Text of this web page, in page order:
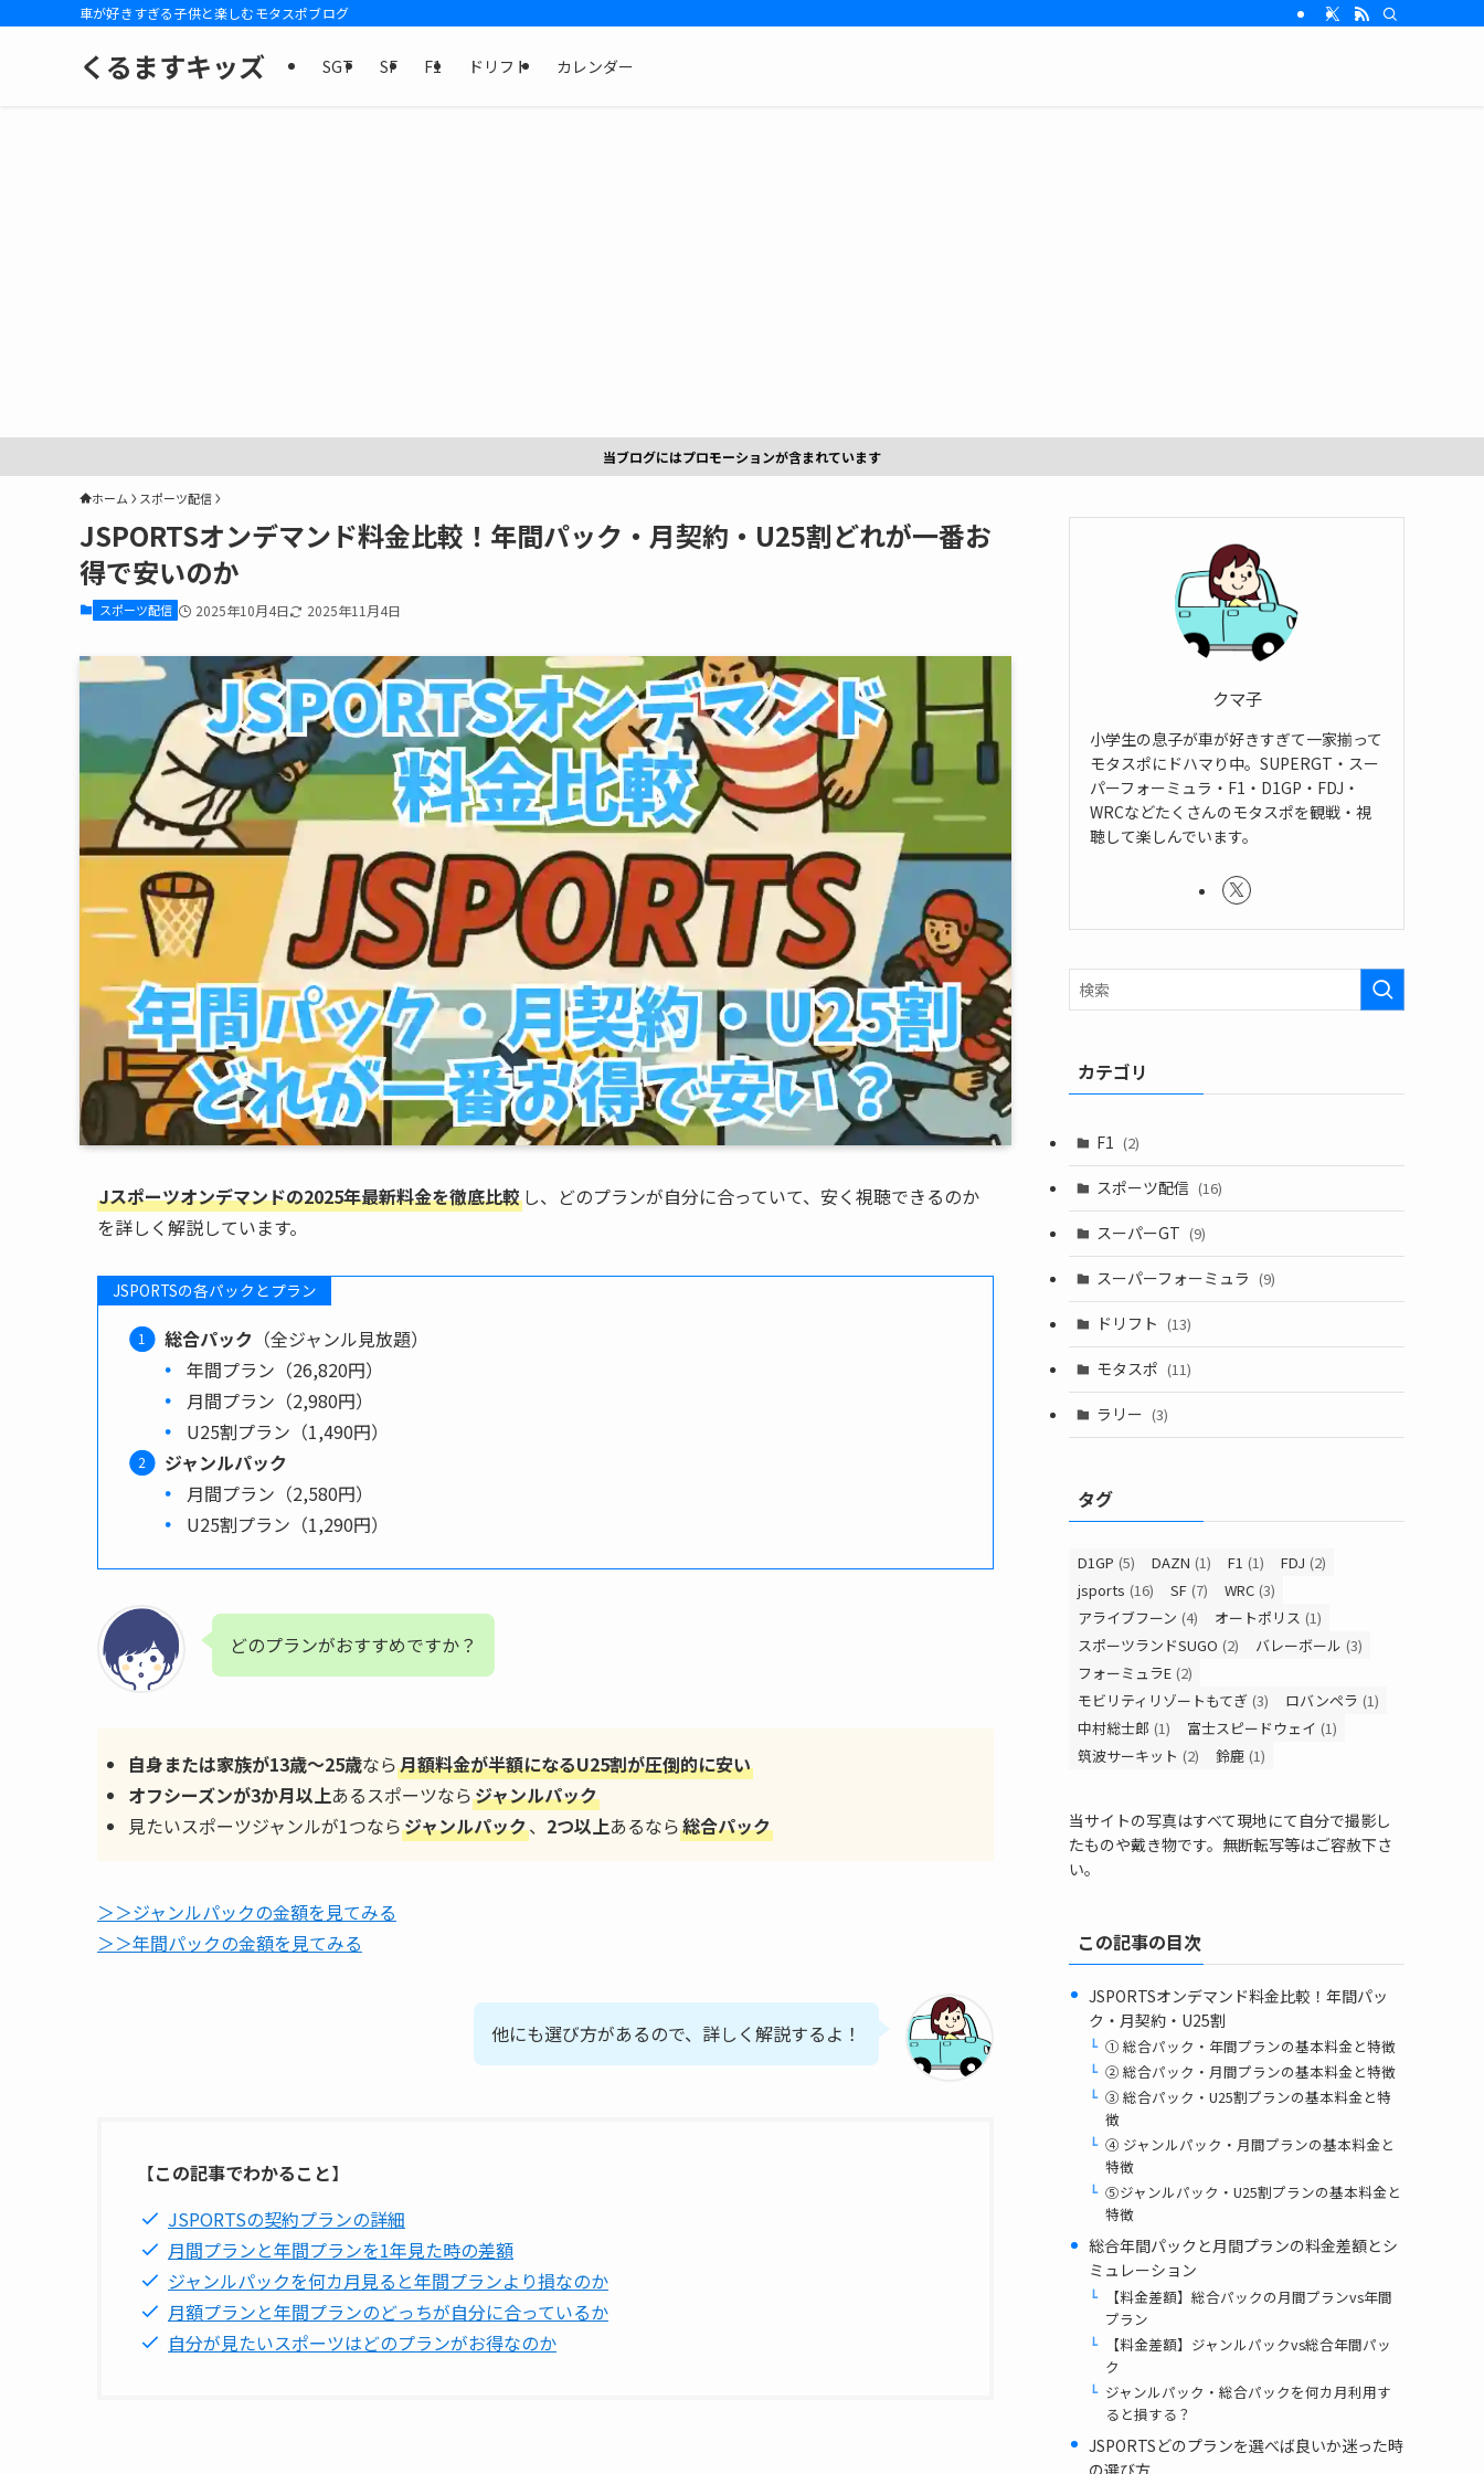
車が好きすぎる子供と楽しむモタスポブログ
くるますキッズ SGT SF F1 ドリフト カレンダー
当ブログにはプロモーションが含まれています
ホーム スポーツ配信
JSPORTSオンデマンド料金比較！年間パック・月契約・U25割どれが一番お
得で安いのか
スポーツ配信 2025年10月4日 2025年11月4日
Jスポーツオンデマンドの2025年最新料金を徹底比較 し、どのプランが自分に合っていて、安く視聴できるのか
を詳しく解説しています。
JSPORTSの各パックとプラン
総合パック （全ジャンル見放題）
年間プラン（26,820円）
月間プラン（2,980円）
U25割プラン（1,490円）
ジャンルパック
月間プラン（2,580円）
U25割プラン（1,290円）
どのプランがおすすめですか？
自身または家族が13歳～25歳なら月額料金が半額になるU25割が圧倒的に安い
オフシーズンが3か月以上あるスポーツならジャンルパック
見たいスポーツジャンルが1つならジャンルパック、 2つ以上あるなら総合パック
＞＞ジャンルパックの金額を見てみる
＞＞年間パックの金額を見てみる
他にも選び方があるので、詳しく解説するよ！
【この記事でわかること】
JSPORTSの契約プランの詳細
月間プランと年間プランを1年見た時の差額
ジャンルパックを何カ月見ると年間プランより損なのか
月額プランと年間プランのどっちが自分に合っているか
自分が見たいスポーツはどのプランがお得なのか
クマ子
小学生の息子が車が好きすぎて一家揃って
モタスポにドハマり中。SUPERGT・スー
パーフォーミュラ・F1・D1GP・FDJ・
WRCなどたくさんのモタスポを観戦・視
聴して楽しんでいます。
カテゴリ
F1 (2)
スポーツ配信 (16)
スーパーGT (9)
スーパーフォーミュラ (9)
ドリフト (13)
モタスポ (11)
ラリー (3)
タグ
D1GP (5) DAZN (1) F1 (1) FDJ (2)
jsports (16) SF (7) WRC (3)
アライブフーン (4) オートポリス (1)
スポーツランドSUGO (2) バレーボール (3)
フォーミュラE (2)
モビリティリゾートもてぎ (3) ロバンペラ (1)
中村総士郎 (1) 富士スピードウェイ (1)
筑波サーキット (2) 鈴鹿 (1)
当サイトの写真はすべて現地にて自分で撮影し
たものや戴き物です。無断転写等はご容赦下さ
い。
この記事の目次
JSPORTSオンデマンド料金比較！年間パッ
ク・月契約・U25割
① 総合パック・年間プランの基本料金と特徴
② 総合パック・月間プランの基本料金と特徴
③ 総合パック・U25割プランの基本料金と特
徴
④ ジャンルパック・月間プランの基本料金と
特徴
⑤ジャンルパック・U25割プランの基本料金と
特徴
総合年間パックと月間プランの料金差額とシ
ミュレーション
【料金差額】総合パックの月間プランvs年間
プラン
【料金差額】ジャンルパックvs総合年間パッ
ク
ジャンルパック・総合パックを何カ月利用す
ると損する？
JSPORTSどのプランを選べば良いか迷った時
の選び方